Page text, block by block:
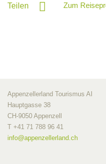
Teilen Zum
Appenzellerland Tourismus AI
Hauptgasse 38
CH-9050 Appenzell
T +41 71 788 96 41
info@appenzellerland.ch